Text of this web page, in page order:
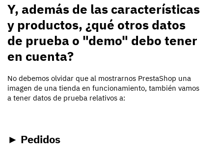
Y, además de las características
y productos, ¿qué otros datos
de prueba o "demo" debo tener
en cuenta?
No debemos olvidar que al mostrarnos PrestaShop una
imagen de una tienda en funcionamiento, también vamos
a tener datos de prueba relativos a:
► Pedidos